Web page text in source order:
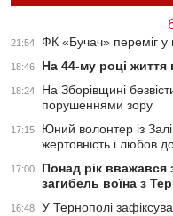
21:54 ФК «Бучач» переміг у
18:46 На 44-му році
18:24
На Зборівщині
порушеннями зору
17:15
Юний волонтер із
жертовність і любов
17:00
Понад рік вважався
загибель воїна з
16:48 У Тернополі